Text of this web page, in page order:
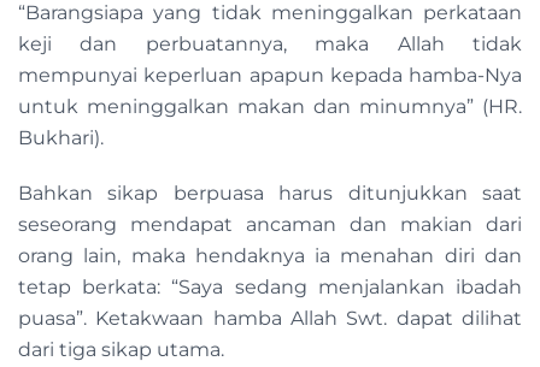
“Barangsiapa yang tidak meninggalkan perkataan
keji dan perbuatannya, maka Allah tidak
mempunyai keperluan apapun kepada hamba-Nya
untuk meninggalkan makan dan minumnya” (HR.
Bukhari).
Bahkan sikap berpuasa harus ditunjukkan saat
seseorang mendapat ancaman dan makian dari
orang lain, maka hendaknya ia menahan diri dan
tetap berkata: “Saya sedang menjalankan ibadah
puasa”. Ketakwaan hamba Allah Swt. dapat dilihat
dari tiga sikap utama.